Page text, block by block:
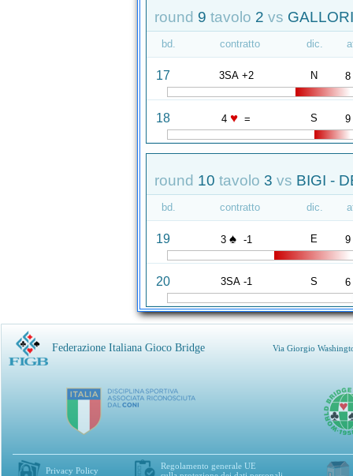
round 9 tavolo 2 vs
bd. contratto dic.
17 3SA +2 N 8
18 4 ♥ = S 9
round 10 tavolo 3 vs BIGI -
bd. contratto dic.
19 3 ♠ -1 E 9
20 3SA -1 S 6
Federazione Italiana Gioco Bridge Via Giorgio
Privacy Policy
Regolamento generale UE